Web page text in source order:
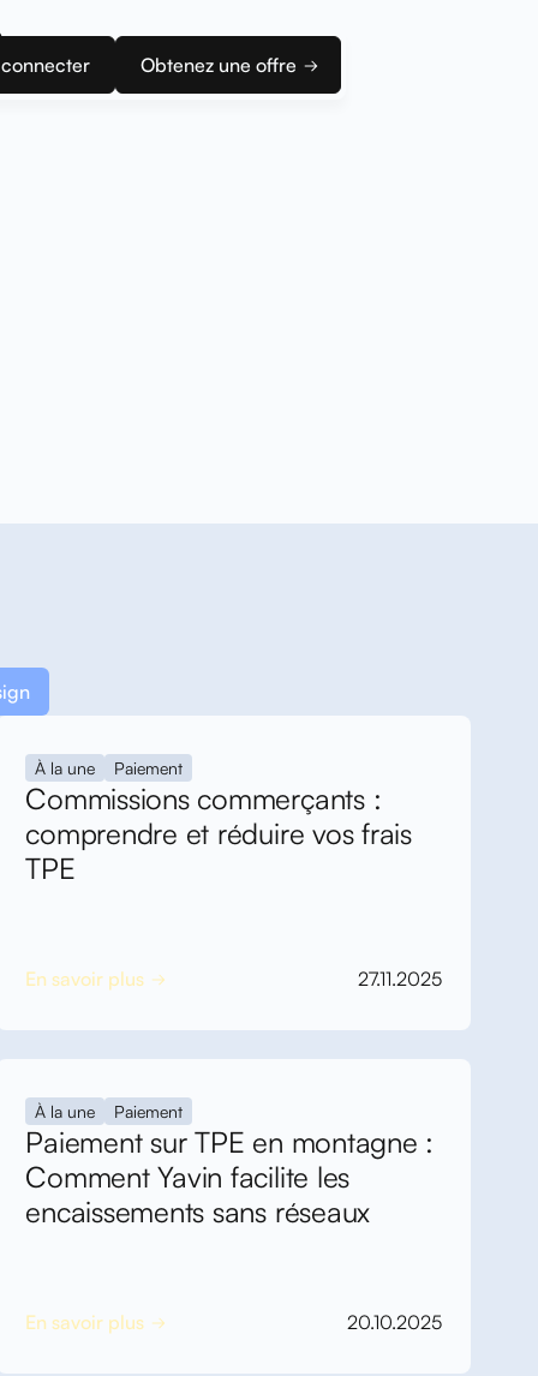
Obtenez une offre
À la une Paiement
Commissions commerçants :
comprendre et réduire vos frais
TPE
En savoir plus 27.11.2025
À la une Paiement
Paiement sur TPE en montagne :
Comment Yavin facilite les
encaissements sans réseaux
En savoir plus 20.10.2025